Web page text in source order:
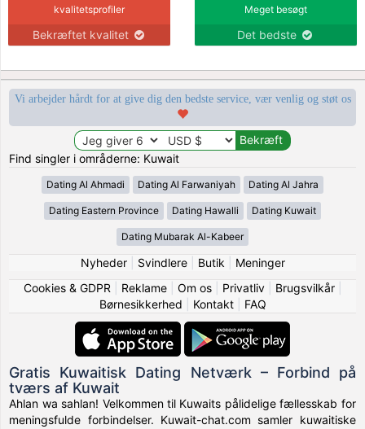
kvalitetsprofiler
Bekræftet kvalitet
Meget besøgt
Det bedste
Vi arbejder hårdt for at give dig den bedste service, vær venlig og støt os
Find singler i områderne: Kuwait
Dating Al Ahmadi Dating Al Farwaniyah Dating Al Jahra
Dating Eastern Province Dating Hawalli Dating Kuwait
Dating Mubarak Al-Kabeer
Nyheder| Svindlere| Butik
Meninger
Cookies & GDPR
Reklame| Om os| Privatliv| Brugsvilkår|
Børnesikkerhed
Kontakt| FAQ
Gratis Kuwaitisk Dating Netværk – Forbind på
tværs af Kuwait
Ahlan wa sahlan! Velkommen til Kuwaits pålidelige fællesskab for
meningsfulde forbindelser. Kuwait-chat.com samler kuwaitiske